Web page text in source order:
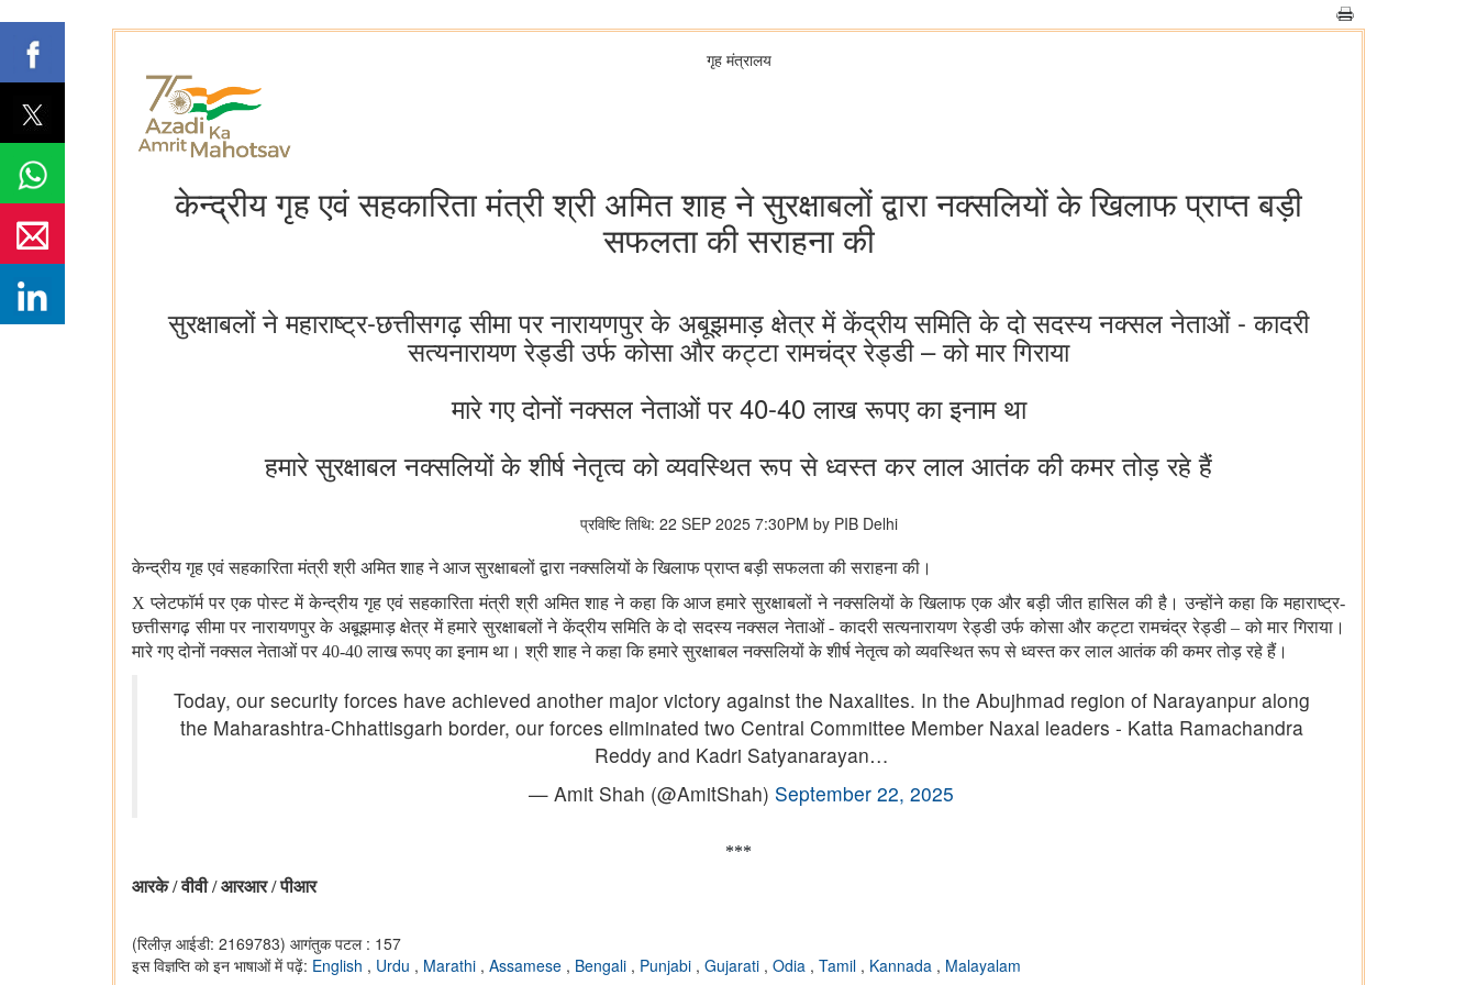
गृह मंत्रालय
केन्द्रीय गृह एवं सहकारिता मंत्री श्री अमित शाह ने सुरक्षाबलों द्वारा नक्सलियों के खिलाफ प्राप्त बड़ी
सफलता की सराहना की
सुरक्षाबलों ने महाराष्ट्र-छत्तीसगढ़ सीमा पर नारायणपुर के अबूझमाड़ क्षेत्र में केंद्रीय समिति के दो सदस्य नक्सल नेताओं - कादरी
सत्यनारायण रेड्डी उर्फ कोसा और कट्टा रामचंद्र रेड्डी – को मार गिराया
मारे गए दोनों नक्सल नेताओं पर 40-40 लाख रूपए का इनाम था
हमारे सुरक्षाबल नक्सलियों के शीर्ष नेतृत्व को व्यवस्थित रूप से ध्वस्त कर लाल आतंक की कमर तोड़ रहे हैं
प्रविष्टि तिथि: 22 SEP 2025 7:30PM by PIB Delhi
केन्द्रीय गृह एवं सहकारिता मंत्री श्री अमित शाह ने आज सुरक्षाबलों द्वारा नक्सलियों के खिलाफ प्राप्त बड़ी सफलता की सराहना की।
X प्लेटफॉर्म पर एक पोस्ट में केन्द्रीय गृह एवं सहकारिता मंत्री श्री अमित शाह ने कहा कि आज हमारे सुरक्षाबलों ने नक्सलियों के खिलाफ एक और बड़ी जीत हासिल की है। उन्होंने कहा कि महाराष्ट्र-
छत्तीसगढ़ सीमा पर नारायणपुर के अबूझमाड़ क्षेत्र में हमारे सुरक्षाबलों ने केंद्रीय समिति के दो सदस्य नक्सल नेताओं - कादरी सत्यनारायण रेड्डी उर्फ कोसा और कट्टा रामचंद्र रेड्डी – को मार गिराया।
मारे गए दोनों नक्सल नेताओं पर 40-40 लाख रूपए का इनाम था। श्री शाह ने कहा कि हमारे सुरक्षाबल नक्सलियों के शीर्ष नेतृत्व को व्यवस्थित रूप से ध्वस्त कर लाल आतंक की कमर तोड़ रहे हैं।
Today, our security forces have achieved another major victory against the Naxalites. In the Abujhmad region of Narayanpur along
the Maharashtra-Chhattisgarh border, our forces eliminated two Central Committee Member Naxal leaders - Katta Ramachandra
Reddy and Kadri Satyanarayan…
— Amit Shah (@AmitShah) September 22, 2025
***
आरके/वीवी/आरआर/पीआर
(रिलीज़ आईडी: 2169783) आगंतुक पटल : 157
इस विज्ञप्ति को इन भाषाओं में पढ़ें: English , Urdu , Marathi , Assamese , Bengali , Punjabi , Gujarati , Odia , Tamil , Kannada , Malayalam